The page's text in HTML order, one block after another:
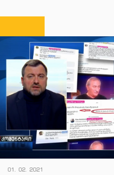
01. 02. 2021